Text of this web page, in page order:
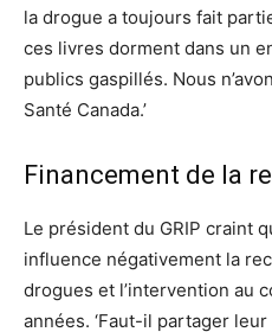
la drogue a toujours fait
ces livres dorment dans un
publics gaspillés. Nous
Santé Canada.’
Financement de la
Le président du GRIP craint
influence négativement la
drogues et l’intervention au
années. ‘Faut-il partager